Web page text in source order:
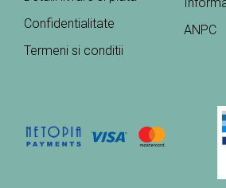
Confidentialitate
Termeni si conditii
ANPC